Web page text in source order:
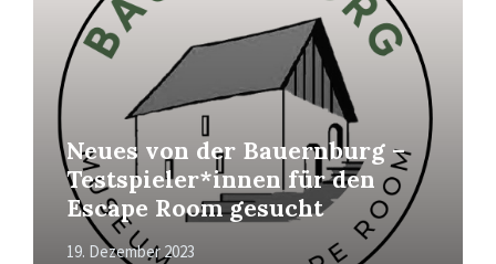
Neues von der Bauernburg –
Testspieler*innen für den
Escape Room gesucht
19. Dezember 2023